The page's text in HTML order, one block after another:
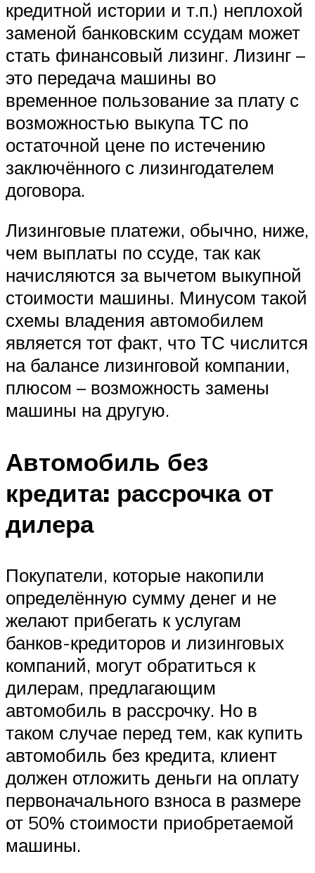
кредитной истории и т.п.) неплохой
заменой банковским ссудам может
стать финансовый лизинг. Лизинг –
это передача машины во
временное пользование за плату с
возможностью выкупа ТС по
остаточной цене по истечению
заключённого с лизингодателем
договора.
Лизинговые платежи, обычно, ниже,
чем выплаты по ссуде, так как
начисляются за вычетом выкупной
стоимости машины. Минусом такой
схемы владения автомобилем
является тот факт, что ТС числится
на балансе лизинговой компании,
плюсом – возможность замены
машины на другую.
Автомобиль без
кредита: рассрочка от
дилера
Покупатели, которые накопили
определённую сумму денег и не
желают прибегать к услугам
банков-кредиторов и лизинговых
компаний, могут обратиться к
дилерам, предлагающим
автомобиль в рассрочку. Но в
таком случае перед тем, как купить
автомобиль без кредита, клиент
должен отложить деньги на оплату
первоначального взноса в размере
от 50% стоимости приобретаемой
машины.